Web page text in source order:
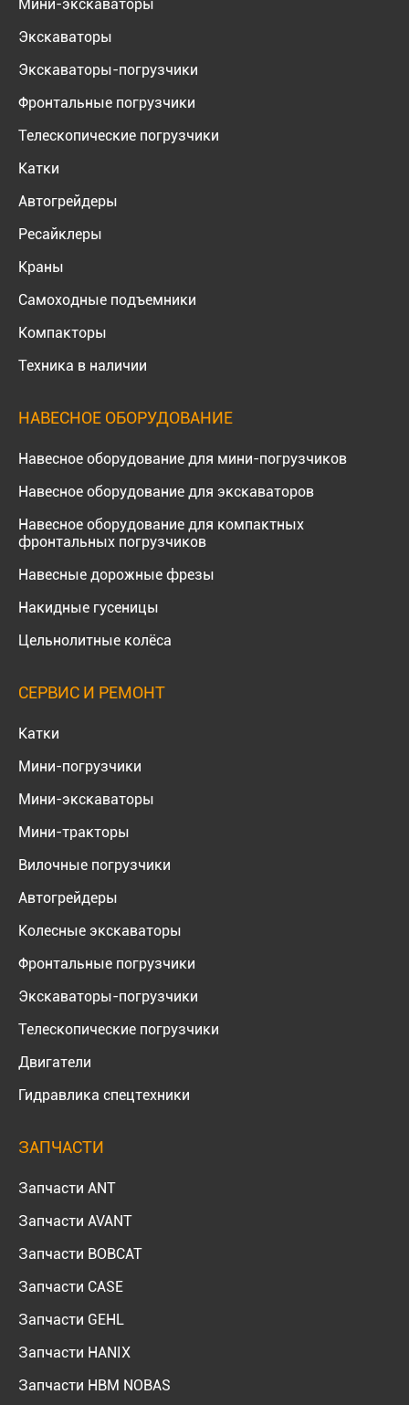
Мини-экскаваторы
Экскаваторы
Экскаваторы-погрузчики
Фронтальные погрузчики
Телескопические погрузчики
Катки
Автогрейдеры
Ресайклеры
Краны
Самоходные подъемники
Компакторы
Техника в наличии
НАВЕСНОЕ ОБОРУДОВАНИЕ
Навесное оборудование для мини-погрузчиков
Навесное оборудование для экскаваторов
Навесное оборудование для компактных
фронтальных погрузчиков
Навесные дорожные фрезы
Накидные гусеницы
Цельнолитные колёса
СЕРВИС И РЕМОНТ
Катки
Мини-погрузчики
Мини-экскаваторы
Мини-тракторы
Вилочные погрузчики
Автогрейдеры
Колесные экскаваторы
Фронтальные погрузчики
Экскаваторы-погрузчики
Телескопические погрузчики
Двигатели
Гидравлика спецтехники
ЗАПЧАСТИ
Запчасти ANT
Запчасти AVANT
Запчасти BOBCAT
Запчасти CASE
Запчасти GEHL
Запчасти HANIX
Запчасти HBM NOBAS